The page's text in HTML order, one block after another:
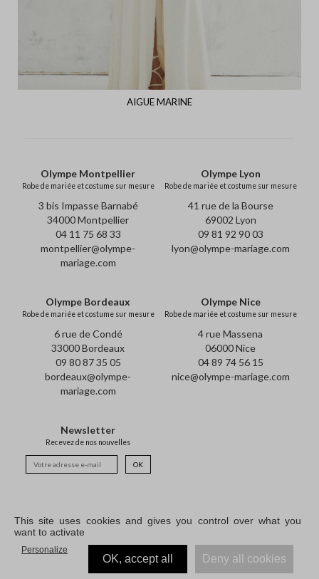
AIGUE MARINE
Olympe Montpellier
Robe de mariée et costume sur mesure
3 bis Impasse Barnabé
34000 Montpellier
04 11 75 68 33
montpellier@olympe-
mariage.com
Olympe Lyon
Robe de mariée et costume sur mesure
41 rue de la Bourse
69002 Lyon
09 81 92 90 03
lyon@olympe-mariage.com
Olympe Bordeaux
Robe de mariée et costume sur mesure
6 rue de Condé
33000 Bordeaux
09 80 87 35 05
bordeaux@olympe-
mariage.com
Olympe Nice
Robe de mariée et costume sur mesure
4 rue Massena
06000 Nice
04 89 74 56 15
nice@olympe-mariage.com
Newsletter
Recevez de nos nouvelles
OK
A propos E-shop F.A.Q. Rendez-vous
Newsletter
contact@olympe-mariage.com
Olympe-Mariage.com. Tous droits réservés.Mentions légales
This site uses cookies and gives you control over what you
want to activate
OK, accept all Deny all cookies
Personalize